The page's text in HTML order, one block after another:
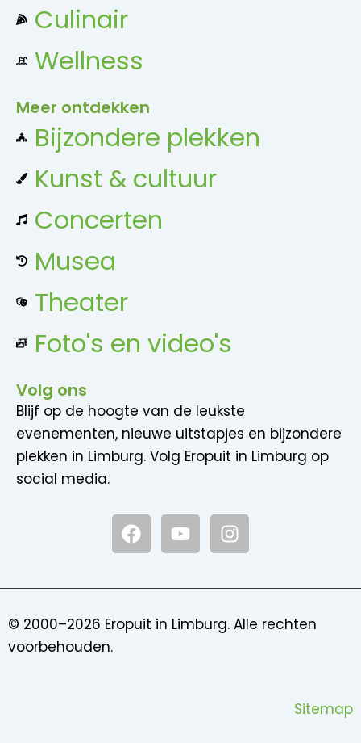
Culinair
Wellness
Meer ontdekken
Bijzondere plekken
Kunst & cultuur
Concerten
Musea
Theater
Foto's en video's
Volg ons
Blijf op de hoogte van de leukste
evenementen, nieuwe uitstapjes en bijzondere
plekken in Limburg. Volg Eropuit in Limburg op
social media.
F
a
c
o
Y
o
u
b
I
n
s
g
© 2000–2026 Eropuit in Limburg. Alle rechten
voorbehouden.
Sitemap